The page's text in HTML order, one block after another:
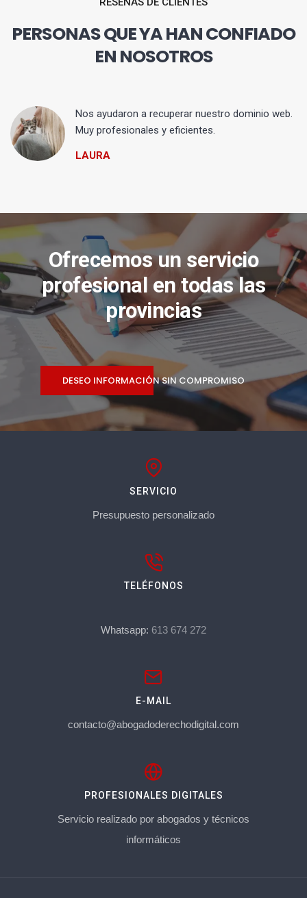
PERSONAS QUE YA HAN CONFIADO
EN NOSOTROS
Nos ayudaron a recuperar nuestro dominio web.
Muy profesionales y eficientes.
LAURA
Ofrecemos un servicio
profesional en todas las
provincias
DESEO INFORMACIÓN SIN COMPROMISO
SERVICIO
Presupuesto personalizado
TELÉFONOS
Whatsapp: 613 674 272
E-MAIL
contacto@abogadoderechodigital.com
PROFESIONALES DIGITALES
Servicio realizado por abogados y técnicos
informáticos